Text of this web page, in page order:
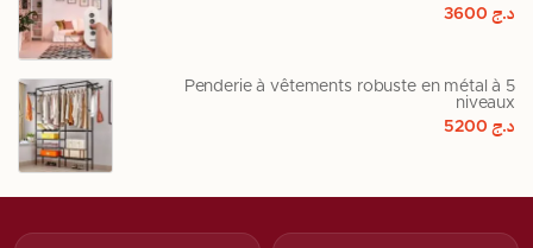
د.ج3600
Penderie à vêtements robuste en métal à 5
niveaux
د.ج5200